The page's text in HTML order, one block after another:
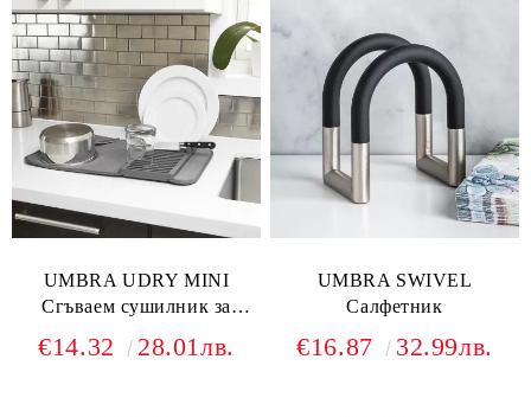
UMBRA UDRY MINI
Сгъваем сушилник за
€14.32 28.01лв.
UMBRA SWIVEL
Салфетник
€16.87 32.99лв.